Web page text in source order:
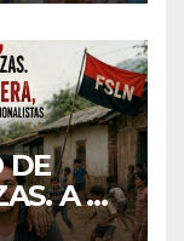
DE
A 40